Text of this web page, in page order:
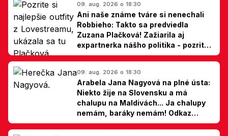
09. aug. 2026 o 18:30
Ani naše známe tváre si nenechali
Robbieho: Takto sa predviedla
Zuzana Plačková! Zažiarila aj
expartnerka nášho politika - pozrite
si TOP outfity z Lovestreamu
09. aug. 2026 o 18:30
Arabela Jana Nagyová na plné ústa:
Niekto žije na Slovensku a má
chalupu na Maldivách... Ja chalupy
nemám, baráky nemám! Odkaz
Slovákom